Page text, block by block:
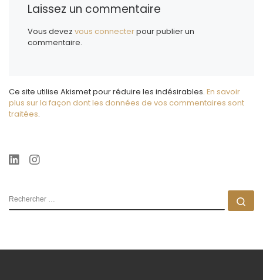
Laissez un commentaire
Vous devezvous connecterpour publier un
commentaire.
Ce site utilise Akismet pour réduire les indésirables. En savoir
plus sur la façon dont les données de vos commentaires sont
traitées.
RECHERCHER